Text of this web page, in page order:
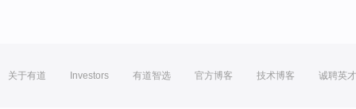
关于有道 Investors 有道智选 官方博客 技术博客 诚聘英才